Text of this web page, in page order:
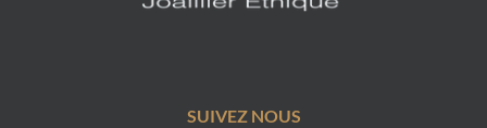
SUIVEZ NOUS